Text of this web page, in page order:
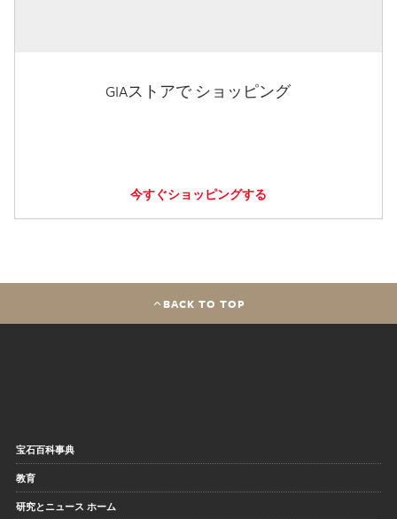
GIAストアで ショッピング
今すぐショッピングする
BACK TO TOP
宝石百科事典
教育
研究とニュース ホーム